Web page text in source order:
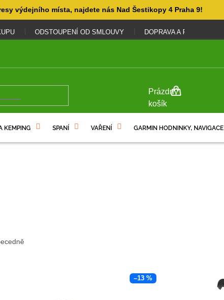
výdejního místa, najdete nás Nad Šestikopy 4 Praha 9!
ODSTOUPENÍ OD SMLOUVY DOPRAVA A PLATBA
NÁKUPNÍ
KOŠÍK
Prázdný
košík
KEMPING SPANÍ VAŘENÍ GARMIN HODNINKY, NAVIGACE
–13 %